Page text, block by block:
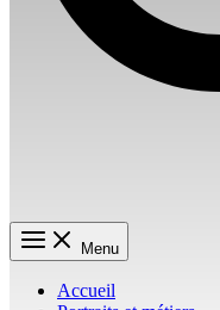
Menu
Accueil